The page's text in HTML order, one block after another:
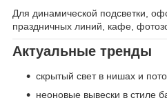
Для динамической подсветки,
праздничных линий, кафе,
Актуальные тренды
скрытый свет в нишах и
неоновые вывески в стиле